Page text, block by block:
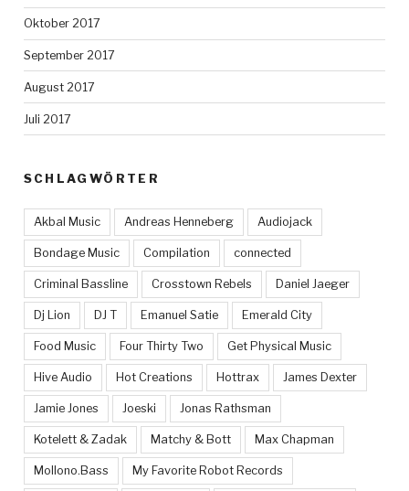
Oktober 2017
September 2017
August 2017
Juli 2017
SCHLAGWÖRTER
Akbal Music Andreas Henneberg Audiojack
Bondage Music Compilation connected
Criminal Bassline Crosstown Rebels Daniel Jaeger
Dj Lion DJ T Emanuel Satie Emerald City
Food Music Four Thirty Two Get Physical Music
Hive Audio Hot Creations Hottrax James Dexter
Jamie Jones Joeski Jonas Rathsman
Kotelett & Zadak Matchy & Bott Max Chapman
Mollono.Bass My Favorite Robot Records